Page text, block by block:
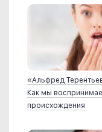
«Альфред
Как мы
происхождения